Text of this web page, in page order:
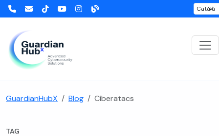
GuardianHubX Blog Ciberatacs
TAG